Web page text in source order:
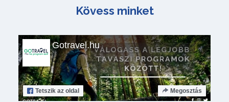
Kövess minket
Gotravel.hu
Tetszik az oldal Megosztás